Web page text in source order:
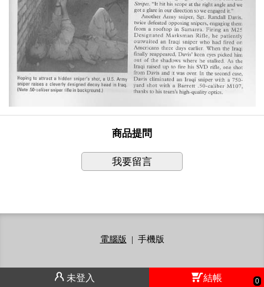
未登入 結帳 0
商品提問
我要留言
電腦版 | 手機版